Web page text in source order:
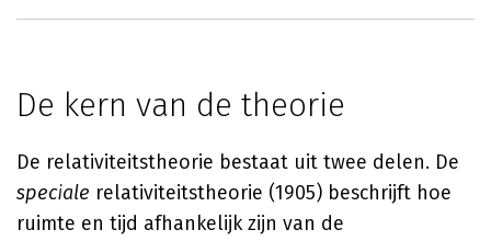
De kern van de theorie
De relativiteitstheorie bestaat uit twee delen. De
speciale relativiteitstheorie (1905) beschrijft hoe
ruimte en tijd afhankelijk zijn van de